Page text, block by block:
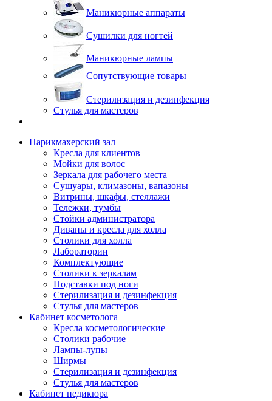
Маникюрные аппараты
Сушилки для ногтей
Маникюрные лампы
Сопутствующие товары
Стерилизация и дезинфекция
Стулья для мастеров
Парикмахерский зал
Кресла для клиентов
Мойки для волос
Зеркала для рабочего места
Сушуары, климазоны, вапазоны
Витрины, шкафы, стеллажи
Тележки, тумбы
Стойки администратора
Диваны и кресла для холла
Столики для холла
Лаборатории
Комплектующие
Столики к зеркалам
Подставки под ноги
Стерилизация и дезинфекция
Стулья для мастеров
Кабинет косметолога
Кресла косметологические
Столики рабочие
Лампы-лупы
Ширмы
Стерилизация и дезинфекция
Стулья для мастеров
Кабинет педикюра